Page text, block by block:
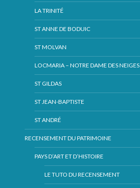
LA TRINITÉ
ST ANNE DE BODUIC
ST MOLVAN
LOCMARIA – NOTRE DAME DES NEIGES
ST GILDAS
ST JEAN-BAPTISTE
ST ANDRÉ
RECENSEMENT DU PATRIMOINE
PAYS D’ART ET D’HISTOIRE
LE TUTO DU RECENSEMENT